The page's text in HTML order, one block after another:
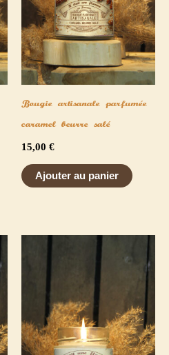
Bougie artisanale parfumée
caramel beurre salé
15,00 €
Ajouter au panier